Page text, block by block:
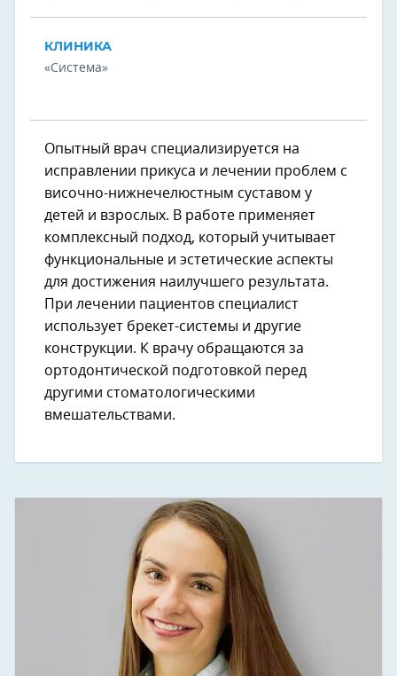
КЛИНИКА
«Система»
Опытный врач специализируется на
исправлении прикуса и лечении проблем с
височно-нижнечелюстным суставом у
детей и взрослых. В работе применяет
комплексный подход, который учитывает
функциональные и эстетические аспекты
для достижения наилучшего результата.
При лечении пациентов специалист
использует брекет-системы и другие
конструкции. К врачу обращаются за
ортодонтической подготовкой перед
другими стоматологическими
вмешательствами.